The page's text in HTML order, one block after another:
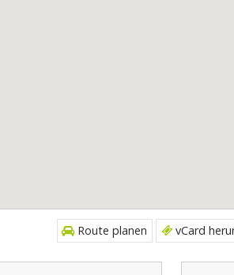
Route planen vCard